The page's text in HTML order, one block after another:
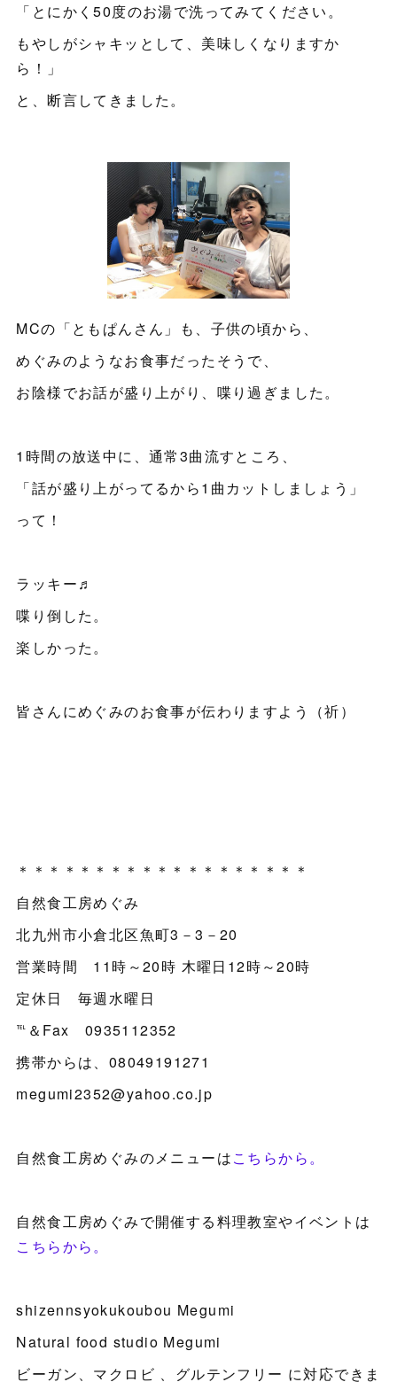
「とにかく50度のお湯で洗ってみてください。
もやしがシャキッとして、美味しくなりますか
ら！」
と、断言してきました。
MCの「ともぱんさん」も、子供の頃から、
めぐみのようなお食事だったそうで、
お陰様でお話が盛り上がり、喋り過ぎました。
1時間の放送中に、通常3曲流すところ、
「話が盛り上がってるから1曲カットしましょう」
って！
ラッキー♬
喋り倒した。
楽しかった。
皆さんにめぐみのお食事が伝わりますよう（祈）
＊＊＊＊＊＊＊＊＊＊＊＊＊＊＊＊＊＊＊
自然食工房めぐみ
北九州市小倉北区魚町3－3－20
営業時間 11時～20時 木曜日12時～20時
定休日 毎週水曜日
℡＆Fax 0935112352
携帯からは、08049191271
megumi2352@yahoo.co.jp
自然食工房めぐみのメニューはこちらから。
自然食工房めぐみで開催する料理教室やイベントは
こちらから。
shizennsyokukoubou Megumi
Natural food studio Megumi
ビーガン、マクロビ 、グルテンフリー に対応できま